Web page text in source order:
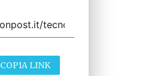
COPIA LINK